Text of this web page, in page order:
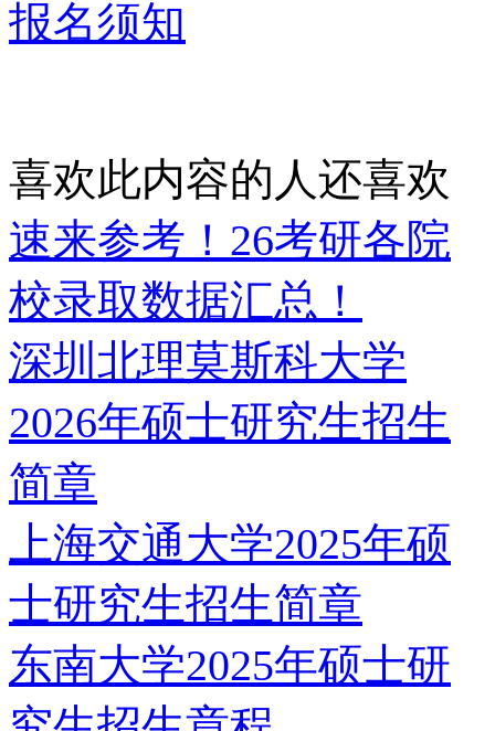
报名须知
喜欢此内容的人还喜欢
速来参考！26考研各院
校录取数据汇总！
深圳北理莫斯科大学
2026年硕士研究生招生
简章
上海交通大学2025年硕
士研究生招生简章
东南大学2025年硕士研